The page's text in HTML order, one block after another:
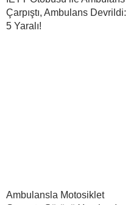
Çarpıştı, Ambulans Devrildi:
5 Yaralı!
Ambulansla Motosiklet